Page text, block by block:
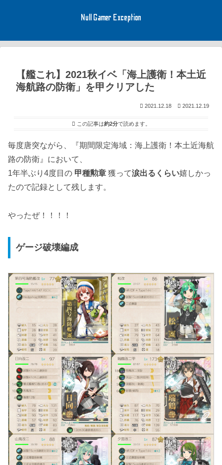
Null Gamer Exception
【艦これ】2021秋イベ「海上護衛！本土近
海航路の防衛」を甲クリアした
2021.12.18 2021.12.19
この記事は約2分で読めます。
毎度唐突ながら、『期間限定海域：海上護衛！本土近海航
路の防衛』において、
1年半ぶり4度目の 甲種勲章 獲って涙出るくらい嬉しかっ
たので記録として残します。
やったぜ！！！！
ゲージ破壊編成